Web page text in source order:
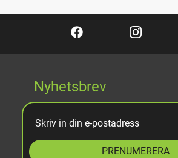
Nyhetsbrev
PRENUMERERA